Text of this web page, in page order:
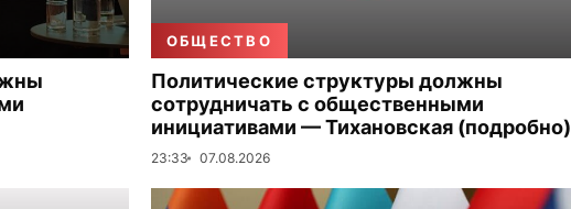
ОБЩЕСТВО
Политические структуры должны
сотрудничать с общественными
инициативами — Тихановская (подробно)
23:33 07.08.2026